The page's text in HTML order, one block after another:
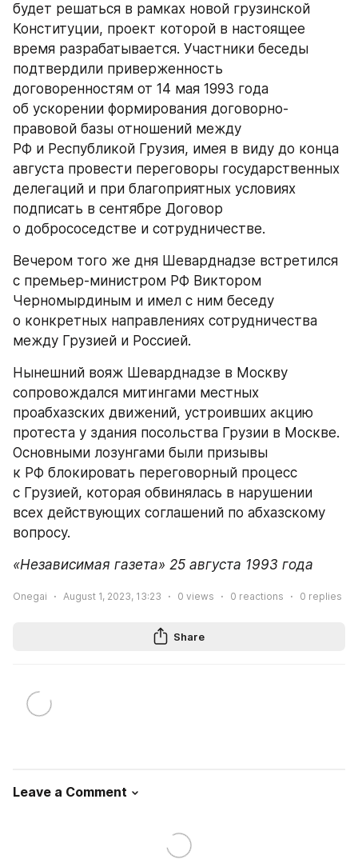
будет решаться в рамках новой грузинской
Конституции, проект которой в настоящее
время разрабатывается. Участники беседы
подтвердили приверженность
договоренностям от 14 мая 1993 года
об ускорении формирования договорно-
правовой базы отношений между
РФ и Республикой Грузия, имея в виду до конца
августа провести переговоры государственных
делегаций и при благоприятных условиях
подписать в сентябре Договор
о добрососедстве и сотрудничестве.
Вечером того же дня Шеварднадзе встретился
с премьер-министром РФ Виктором
Черномырдиным и имел с ним беседу
о конкретных направлениях сотрудничества
между Грузией и Россией.
Нынешний вояж Шеварднадзе в Москву
сопровождался митингами местных
проабхазских движений, устроивших акцию
протеста у здания посольства Грузии в Москве.
Основными лозунгами были призывы
к РФ блокировать переговорный процесс
с Грузией, которая обвинялась в нарушении
всех действующих соглашений по абхазскому
вопросу.
«Независимая газета» 25 августа 1993 года
Onegai August 1, 2023, 13:23 0 views 0 reactions 0 replies
Share
Leave a Comment